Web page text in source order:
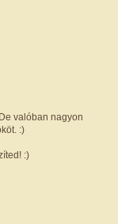
valóban nagyon
:)
:)